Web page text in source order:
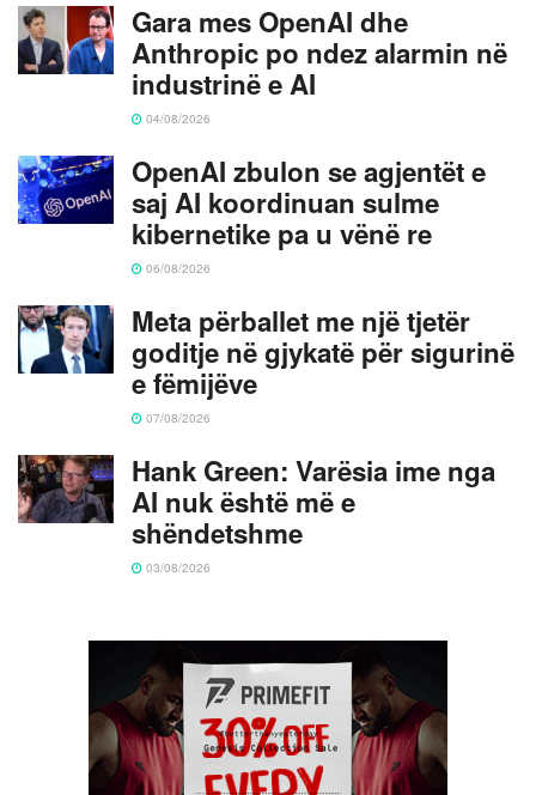
Gara mes OpenAI dhe
Anthropic po ndez alarmin në
industrinë e AI
04/08/2026
OpenAI zbulon se agjentët e
saj AI koordinuan sulme
kibernetike pa u vënë re
06/08/2026
Meta përballet me një tjetër
goditje në gjykatë për sigurinë
e fëmijëve
07/08/2026
Hank Green: Varësia ime nga
AI nuk është më e
shëndetshme
03/08/2026